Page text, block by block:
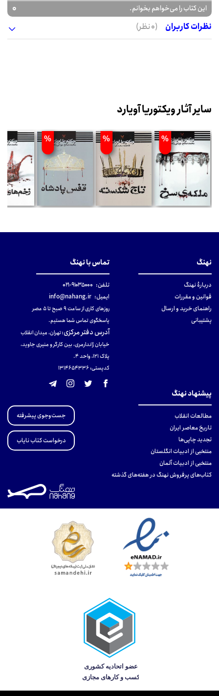
این کتاب را می‌خواهم بخوانم.
0
نظرات کاربران
(0 نظر)
سایر آثار ویکتوریا آویارد
%
%
%
نهنگ
دربارهٔ نهنگ
قوانین و مقررات
راهنمای خرید و ارسال
پشتیبانی
تماس با نهنگ
تلفن: ۹۱۰۳۵۰۰۰-۰۲۱
ایمیل: info@nahang.ir
روزهای کاری از ساعت ۹ صبح تا ۵ عصر
پاسخگوی تماس شما هستیم.
آدرس دفتر مرکزی:تهران، میدان انقلاب
خیابان ژاندارمری، بین کارگر و منیری جاوید،
پلاک 121، واحد ۴.
کدپستی: 131465433۶
پیشنهاد نهنگ
مطالعات انقلاب
تاریخ معاصر ایران
تجدید چاپی‌ها
منتخبی از ادبیات انگلستان
منتخبی از ادبیات آلمان
کتاب‌های پرفروش نهنگ در هفته‌های گذشته
جست‌وجوی پیشرفته
درخواست کتاب نایاب